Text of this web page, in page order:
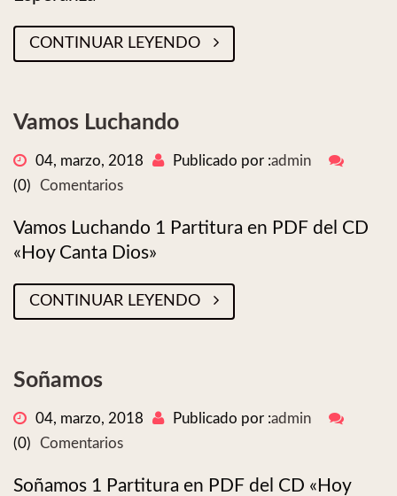
CONTINUAR LEYENDO
Vamos Luchando
04, marzo, 2018 Publicado por :admin
(0)
Comentarios
Vamos Luchando 1 Partitura en PDF del CD
«Hoy Canta Dios»
CONTINUAR LEYENDO
Soñamos
04, marzo, 2018 Publicado por :admin
(0)
Comentarios
Soñamos 1 Partitura en PDF del CD «Hoy